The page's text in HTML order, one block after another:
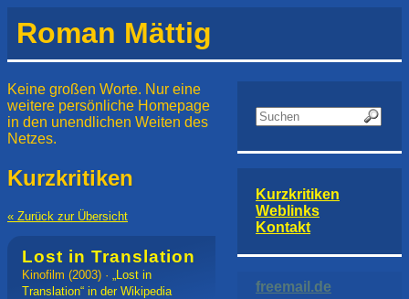
Roman Mättig
Kurzkritiken
Weblinks
Kontakt
freemail.de
Keine großen Worte. Nur eine
weitere persönliche Homepage
in den unendlichen Weiten des
Netzes.
Kurzkritiken
« Zurück zur Übersicht
Lost in Translation
Kinofilm (2003) ·
„Lost in
Translation“ in der Wikipedia